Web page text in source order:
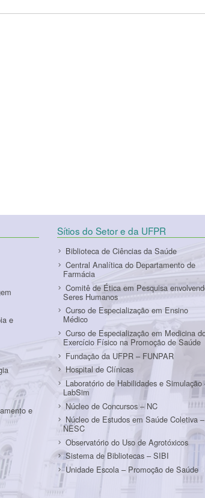
e
e
Sítios do Setor e da UFPR
Biblioteca de Ciências da Saúde
Central Analítica do Departamento de
Farmácia
Comitê de Ética em Pesquisa
Seres Humanos
Curso de Especialização em Ensino
Médico
Curso de Especialização em Medicina
Exercício Físico na Promoção de Saúde
Fundação da UFPR – FUNPAR
Hospital de Clínicas
Laboratório de Habilidades e Simulação
LabSim
Núcleo de Concursos – NC
Núcleo de Estudos em Saúde Coletiva –
NESC
Observatório do Uso de Agrotóxicos
Sistema de Bibliotecas – SIBI
Unidade Escola – Promoção de Saúde